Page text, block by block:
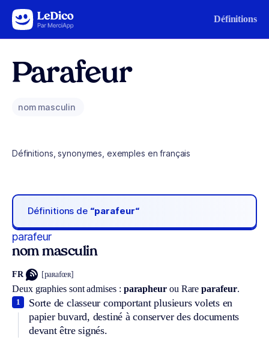
Aller au contenu Définitions
Parafeur
nom masculin
Définitions, synonymes, exemples en français
Définitions de “parafeur“
parafeur
nom masculin
FR [paʀafœʀ]
Deux graphies sont admises : parapheurou Rare parafeur.
Sorte de classeur comportant plusieurs volets en
papier buvard, destiné à conserver des documents
devant être signés.
1